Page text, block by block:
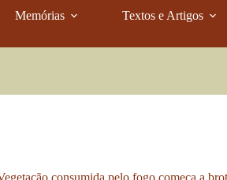
Memórias Textos e Artigos